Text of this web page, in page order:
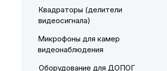
Квадраторы (делители
видеосигнала)
Микрофоны для камер
видеонаблюдения
Оборудование для ДОПОГ